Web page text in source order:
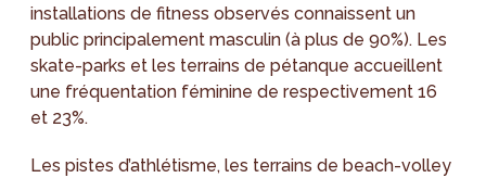
installations de fitness observés connaissent un
public principalement masculin (à plus de 90%). Les
skate-parks et les terrains de pétanque accueillent
une fréquentation féminine de respectivement 16
et 23%.
Les pistes d’athlétisme, les terrains de beach-volley